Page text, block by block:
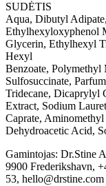
SUDĖTIS
Aqua, Dibutyl
Ethylhexyloxyphenol
Glycerin, Ethylhexyl
Hexyl
Benzoate, Polymethyl
Sulfosuccinate,
Tridecane, Dicaprylyl
Extract, Sodium
Caprate, Aminomethyl
Dehydroacetic Acid,
Gamintojas: Dr.Stine
9900 Frederikshavn,
53, hello@drstine.com